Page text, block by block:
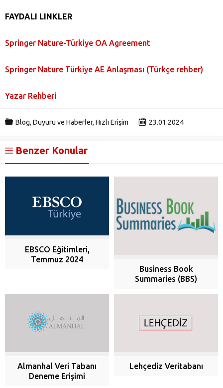
FAYDALI LINKLER
Springer Nature-Türkiye OA Agreement
Springer Nature Türkiye AE Anlaşması (Türkçe rehber)
Yazar Rehberi
Blog, Duyuru ve Haberler, Hızlı Erişim 23.01.2024
Benzer Konular
EBSCO Eğitimleri,
Temmuz 2024
Business Book
Summaries (BBS)
Almanhal Veri Tabanı
Deneme Erişimi
Lehçediz Veritabanı